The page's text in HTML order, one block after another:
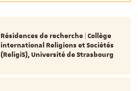
Résidences de recherche | Collège
international Religions et Sociétés
(ReligiS), Université de Strasbourg